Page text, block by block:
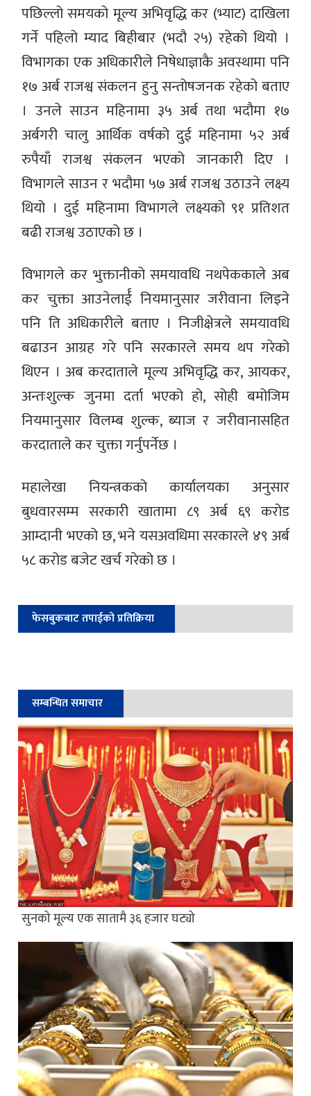
पछिल्लो समयको मूल्य अभिवृद्धि कर (भ्याट) दाखिला
गर्ने पहिलो म्याद बिहीबार (भदौ २५) रहेको थियो ।
विभागका एक अधिकारीले निषेधाज्ञाकै अवस्थामा पनि
१७ अर्ब राजश्व संकलन हुनु सन्तोषजनक रहेको बताए
। उनले साउन महिनामा ३५ अर्ब तथा भदौमा १७
अर्बगरी चालु आर्थिक वर्षको दुई महिनामा ५२ अर्ब
रुपैयाँ राजश्व संकलन भएको जानकारी दिए ।
विभागले साउन र भदौमा ५७ अर्ब राजश्व उठाउने लक्ष्य
थियो । दुई महिनामा विभागले लक्ष्यको ९१ प्रतिशत
बढी राजश्व उठाएको छ ।
विभागले कर भुक्तानीको समयावधि नथपेककाले अब
कर चुक्ता आउनेलार्ई नियमानुसार जरीवाना लिइने
पनि ति अधिकारीले बताए । निजीक्षेत्रले समयावधि
बढाउन आग्रह गरे पनि सरकारले समय थप गरेको
थिएन । अब करदाताले मूल्य अभिवृद्धि कर, आयकर,
अन्तःशुल्क जुनमा दर्ता भएको हो, सोही बमोजिम
नियमानुसार विलम्ब शुल्क, ब्याज र जरीवानासहित
करदाताले कर चुक्ता गर्नुपर्नेछ ।
महालेखा नियन्त्रकको कार्यालयका अनुसार
बुधवारसम्म सरकारी खातामा ८९ अर्ब ६९ करोड
आम्दानी भएको छ, भने यसअवधिमा सरकारले ४९ अर्ब
५८ करोड बजेट खर्च गरेको छ ।
फेसबुकबाट तपाईको प्रतिक्रिया
सम्बन्धित समाचार
सुनको मूल्य एक सातामै ३६ हजार घट्यो